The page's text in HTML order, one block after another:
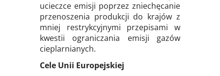
ucieczce emisji poprzez zniechęcanie
przenoszenia produkcji do krajów z
mniej restrykcyjnymi przepisami w
kwestii ograniczania emisji gazów
cieplarnianych.
Cele Unii Europejskiej